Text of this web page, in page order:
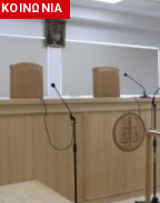
ΚΟΙΝΩΝΙΑ